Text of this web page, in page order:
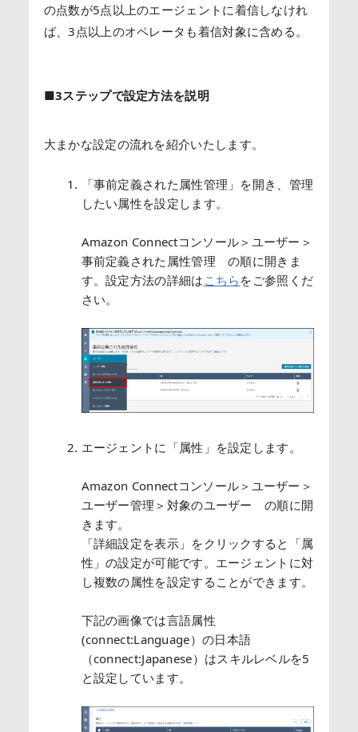
の点数が5点以上のエージェントに着信しなけれ
ば、3点以上のオペレータも着信対象に含める。
■3ステップで設定方法を説明
大まかな設定の流れを紹介いたします。
「事前定義された属性管理」を開き、管理
したい属性を設定します。
Amazon Connectコンソール＞ユーザー＞
事前定義された属性管理 の順に開きま
す。設定方法の詳細は こちら をご参照くだ
さい。
エージェントに「属性」を設定します。
Amazon Connectコンソール＞ユーザー＞
ユーザー管理＞対象のユーザー の順に開
きます。
「詳細設定を表示」をクリックすると「属
性」の設定が可能です。エージェントに対
し複数の属性を設定することができます。
下記の画像では言語属性
(connect:Language）の日本語
（connect:Japanese）はスキルレベルを5
と設定しています。